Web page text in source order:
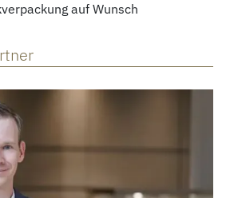
auf Wunsch